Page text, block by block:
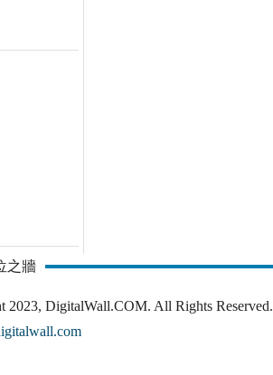
之牆
DigitalWall.COM. All Rights Reserved.